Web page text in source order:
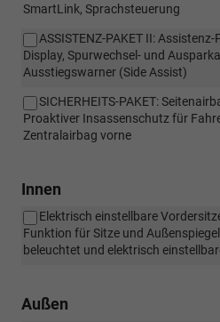
SmartLink, Sprachsteuerung
ASSISTENZ-PAKET II:
Display, Spurwechsel- und
Ausstiegswarner (Side Assist)
SICHERHEITS-PAKET:
Proaktiver Insassenschutz für
Zentralairbag vorne
Innen
Elektrisch einstellbare
Funktion für Sitze und
beleuchtet und elektrisch
Außen